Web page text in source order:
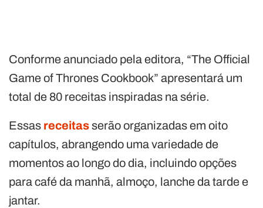
Conforme anunciado pela editora, “The Official
Game of Thrones Cookbook” apresentará um
total de 80 receitas inspiradas na série.
Essas receitasserão organizadas em oito
capítulos, abrangendo uma variedade de
momentos ao longo do dia, incluindo opções
para café da manhã, almoço, lanche da tarde e
jantar.